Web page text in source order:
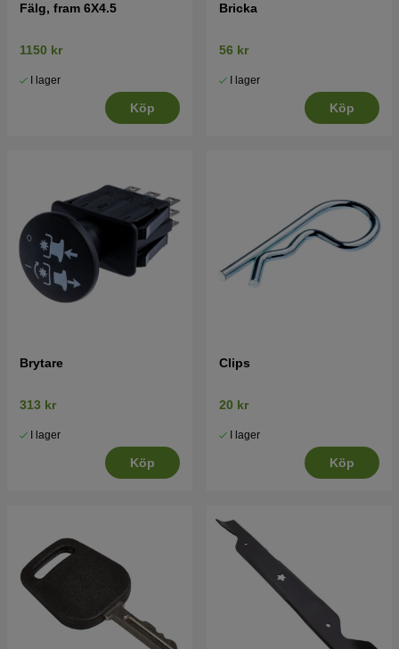
Fälg, fram 6X4.5
1150 kr
I lager
Köp
Bricka
56 kr
I lager
Köp
Brytare
313 kr
I lager
Köp
Clips
20 kr
I lager
Köp